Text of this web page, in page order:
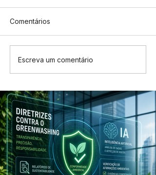
Comentários
Escreva um comentário